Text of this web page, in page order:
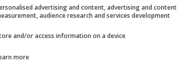
recursos exclusivos, incluindo
advertising and content, advertising and content
audience research and services development
and/or access information on a device
more